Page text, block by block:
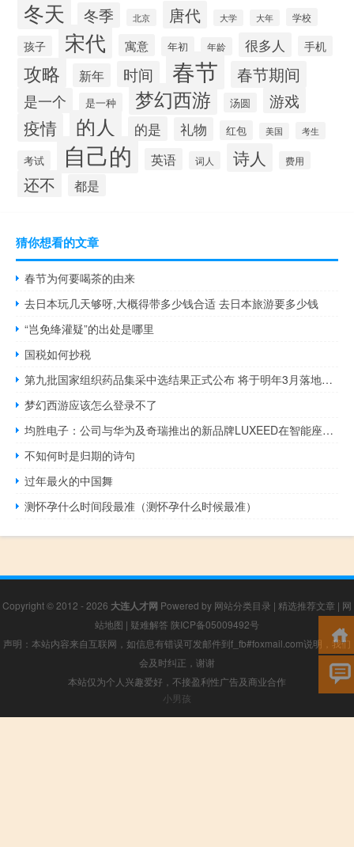
冬天 冬季 北京 唐代 大学 大年 学校
孩子 宋代 寓意 年初 年龄 很多人 手机
攻略 新年 时间 春节 春节期间
是一个 是一种 梦幻西游 汤圆 游戏
疫情 的人 的是 礼物 红包 美国 考生
考试 自己的 英语 词人 诗人 费用
还不 都是
猜你想看的文章
春节为何要喝茶的由来
去日本玩几天够呀,大概得带多少钱合适 去日本旅游要多少钱
“岂免绛灌疑”的出处是哪里
国税如何抄税
第九批国家组织药品集采中选结果正式公布 将于明年3月落地实施 到底什么情况嘞
梦幻西游应该怎么登录不了
均胜电子：公司与华为及奇瑞推出的新品牌LUXEED在智能座舱域控产品上有业务合作
不知何时是归期的诗句
过年最火的中国舞
测怀孕什么时间段最准（测怀孕什么时候最准）
Copyright © 2012 - 2026 大连人才网 Powered by 网站分类目录 | 精选推荐文章 | 网
站地图 | 疑难解答 陕ICP备05009492号
声明：本站内容来自互联网，如信息有错误可发邮件到f_fb#foxmail.com说明，我们
会及时纠正，谢谢
本站仅为个人兴趣爱好，不接盈利性广告及商业合作
小男孩